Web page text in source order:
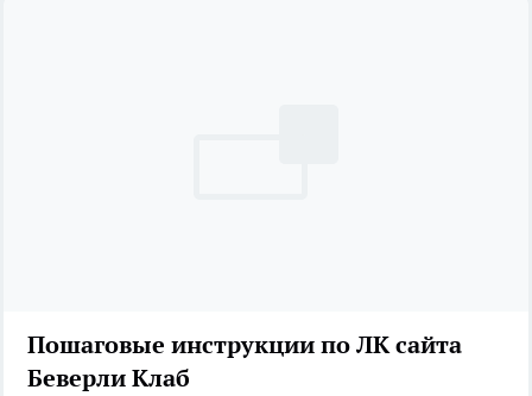
Пошаговые инструкции по ЛК сайта
Беверли Клаб